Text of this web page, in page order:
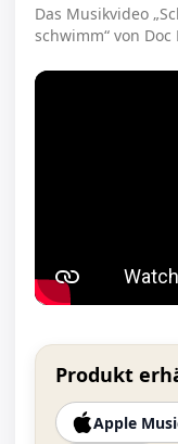
Das Musikvideo
schwimm“ von Doc
Produkt
Apple